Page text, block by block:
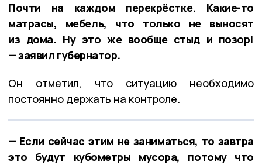
Почти на каждом перекрёстке. Какие-то
матрасы, мебель, что только не выносят
из дома. Ну это же вообще стыд и позор!
— заявил губернатор.
Он отметил, что ситуацию необходимо
постоянно держать на контроле.
— Если сейчас этим не заниматься, то завтра
это будут кубометры мусора, потому что